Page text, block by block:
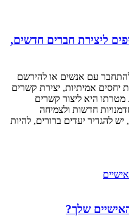
ליצירת חברים חדשים,
עם אנשים או להירשם
יחסים אמיתיות, יצירת קשרים
היא ליצור קשרים
חדשות ולצמיחה
להגדיר יעדים ברורים, להיות
שלך?